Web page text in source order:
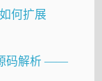
何扩展
源码解析 ——